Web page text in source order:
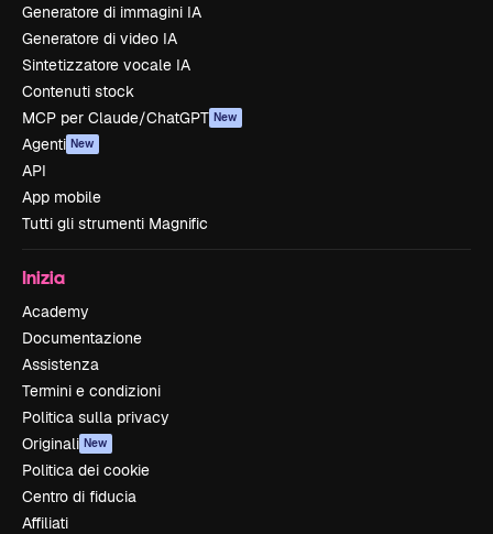
Generatore di immagini IA
Generatore di video IA
Sintetizzatore vocale IA
Contenuti stock
MCP per Claude/ChatGPT New
Agenti New
API
App mobile
Tutti gli strumenti Magnific
Inizia
Academy
Documentazione
Assistenza
Termini e condizioni
Politica sulla privacy
Originali New
Politica dei cookie
Centro di fiducia
Affiliati